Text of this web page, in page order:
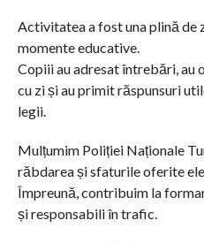
Activitatea a fost una plină de
momente educative.
Copiii au adresat întrebări, au
cu zi și au primit răspunsuri
legii.
Mulțumim Poliției Naționale
răbdarea și sfaturile oferite
Împreună, contribuim la
și responsabili în trafic.